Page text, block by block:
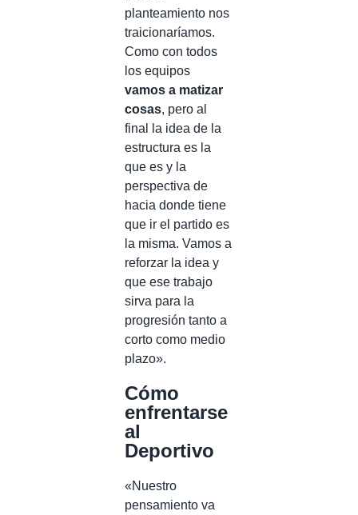
planteamiento nos
traicionaríamos.
Como con todos
los equipos
vamos a matizar
cosas, pero al
final la idea de la
estructura es la
que es y la
perspectiva de
hacia donde tiene
que ir el partido es
la misma. Vamos a
reforzar la idea y
que ese trabajo
sirva para la
progresión tanto a
corto como medio
plazo».
Cómo
enfrentarse
al
Deportivo
«Nuestro
pensamiento va